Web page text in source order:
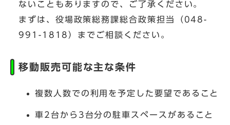
ないこともありますので、ご了承ください。
まずは、役場政策総務課総合政策担当（048-
991-1818）までご相談ください。
移動販売可能な主な条件
複数人数での利用を予定した要望であること
車2台から3台分の駐車スペースがあること